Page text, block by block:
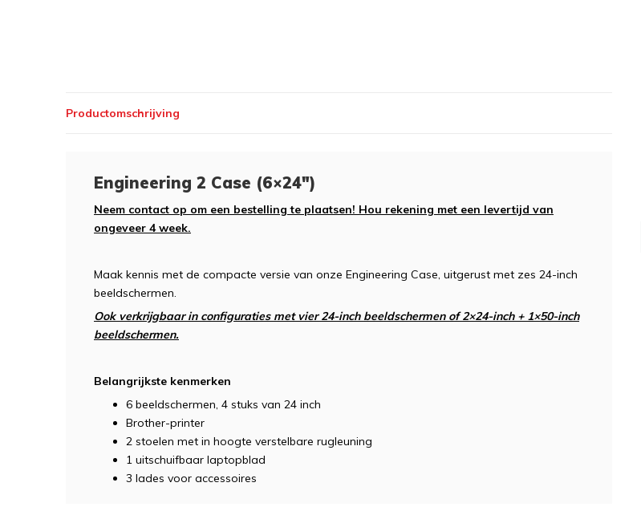
Productomschrijving
Engineering 2 Case (6×24″)
Neem contact op om een bestelling te plaatsen! Hou rekening met een levertijd van
ongeveer 4 week.
Maak kennis met de compacte versie van onze Engineering Case, uitgerust met zes 24-inch
beeldschermen.
Ook verkrijgbaar in configuraties met vier 24-inch beeldschermen of 2×24-inch + 1×50-inch
beeldschermen.
Belangrijkste kenmerken
6 beeldschermen, 4 stuks van 24 inch
Brother-printer
2 stoelen met in hoogte verstelbare rugleuning
1 uitschuifbaar laptopblad
3 lades voor accessoires